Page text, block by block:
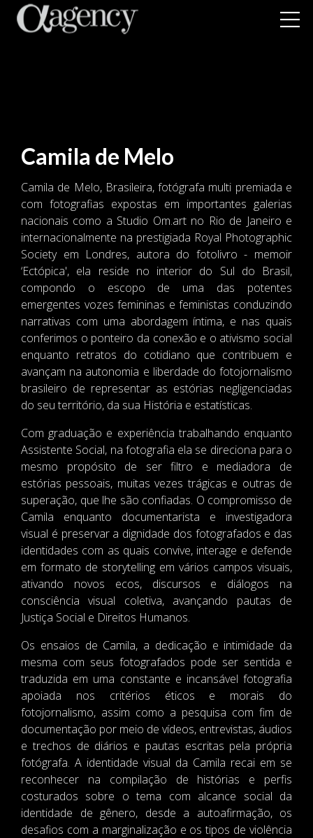
Camila de Melo
Camila de Melo, Brasileira, fotógrafa multi premiada e
com fotografias expostas em importantes galerias
nacionais como a Studio Om.art no Rio de Janeiro e
internacionalmente na prestigiada Royal Photographic
Society em Londres, autora do fotolivro - memoir
‘Ectópica', ela reside no interior do Sul do Brasil,
compondo o escopo de uma das potentes
emergentes vozes femininas e feministas conduzindo
narrativas com uma abordagem íntima, e nas quais
conferimos o ponteiro da conexão e o ativismo social
enquanto retratos do cotidiano que contribuem e
avançam na autonomia e liberdade do fotojornalismo
brasileiro de representar as estórias negligenciadas
do seu território, da sua História e estatísticas.
Com graduação e experiência trabalhando enquanto
Assistente Social, na fotografia ela se direciona para o
mesmo propósito de ser filtro e mediadora de
estórias pessoais, muitas vezes trágicas e outras de
superação, que lhe são confiadas. O compromisso de
Camila enquanto documentarista e investigadora
visual é preservar a dignidade dos fotografados e das
identidades com as quais convive, interage e defende
em formato de storytelling em vários campos visuais,
ativando novos ecos, discursos e diálogos na
consciência visual coletiva, avançando pautas de
Justiça Social e Direitos Humanos.
Os ensaios de Camila, a dedicação e intimidade da
mesma com seus fotografados pode ser sentida e
traduzida em uma constante e incansável fotografia
apoiada nos critérios éticos e morais do
fotojornalismo, assim como a pesquisa com fim de
documentação por meio de vídeos, entrevistas, áudios
e trechos de diários e pautas escritas pela própria
fotógrafa. A identidade visual da Camila recai em se
reconhecer na compilação de histórias e perfis
costurados sobre o tema com alcance social da
identidade de gênero, desde a autoafirmação, os
desafios com a marginalização e os tipos de violência